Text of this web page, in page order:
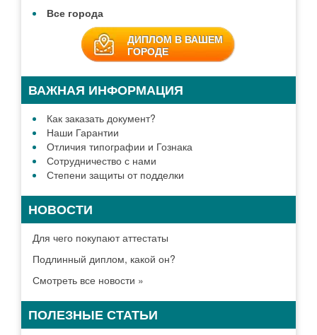
Все города
ДИПЛОМ В ВАШЕМ
ГОРОДЕ
ВАЖНАЯ ИНФОРМАЦИЯ
Как заказать документ?
Наши Гарантии
Отличия типографии и Гознака
Сотрудничество с нами
Степени защиты от подделки
НОВОСТИ
Для чего покупают аттестаты
Подлинный диплом, какой он?
Смотреть все новости »
ПОЛЕЗНЫЕ СТАТЬИ